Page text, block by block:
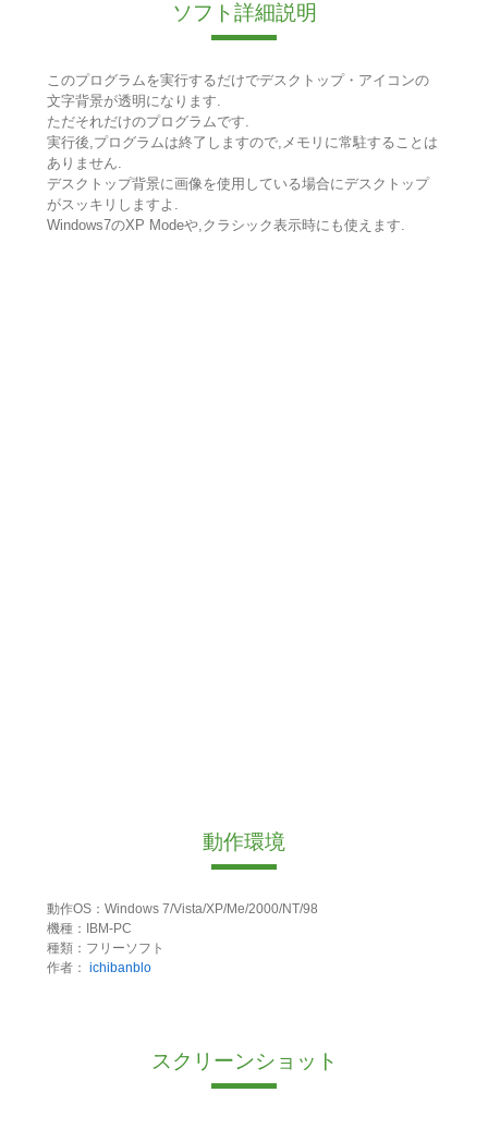
ソフト詳細説明
このプログラムを実行するだけでデスクトップ・アイコンの
文字背景が透明になります.
ただそれだけのプログラムです.
実行後,プログラムは終了しますので,メモリに常駐することは
ありません.
デスクトップ背景に画像を使用している場合にデスクトップ
がスッキリしますよ.
Windows7のXP Modeや,クラシック表示時にも使えます.
動作環境
動作OS：Windows 7/Vista/XP/Me/2000/NT/98
機種：IBM-PC
種類：フリーソフト
作者： ichibanblo
スクリーンショット